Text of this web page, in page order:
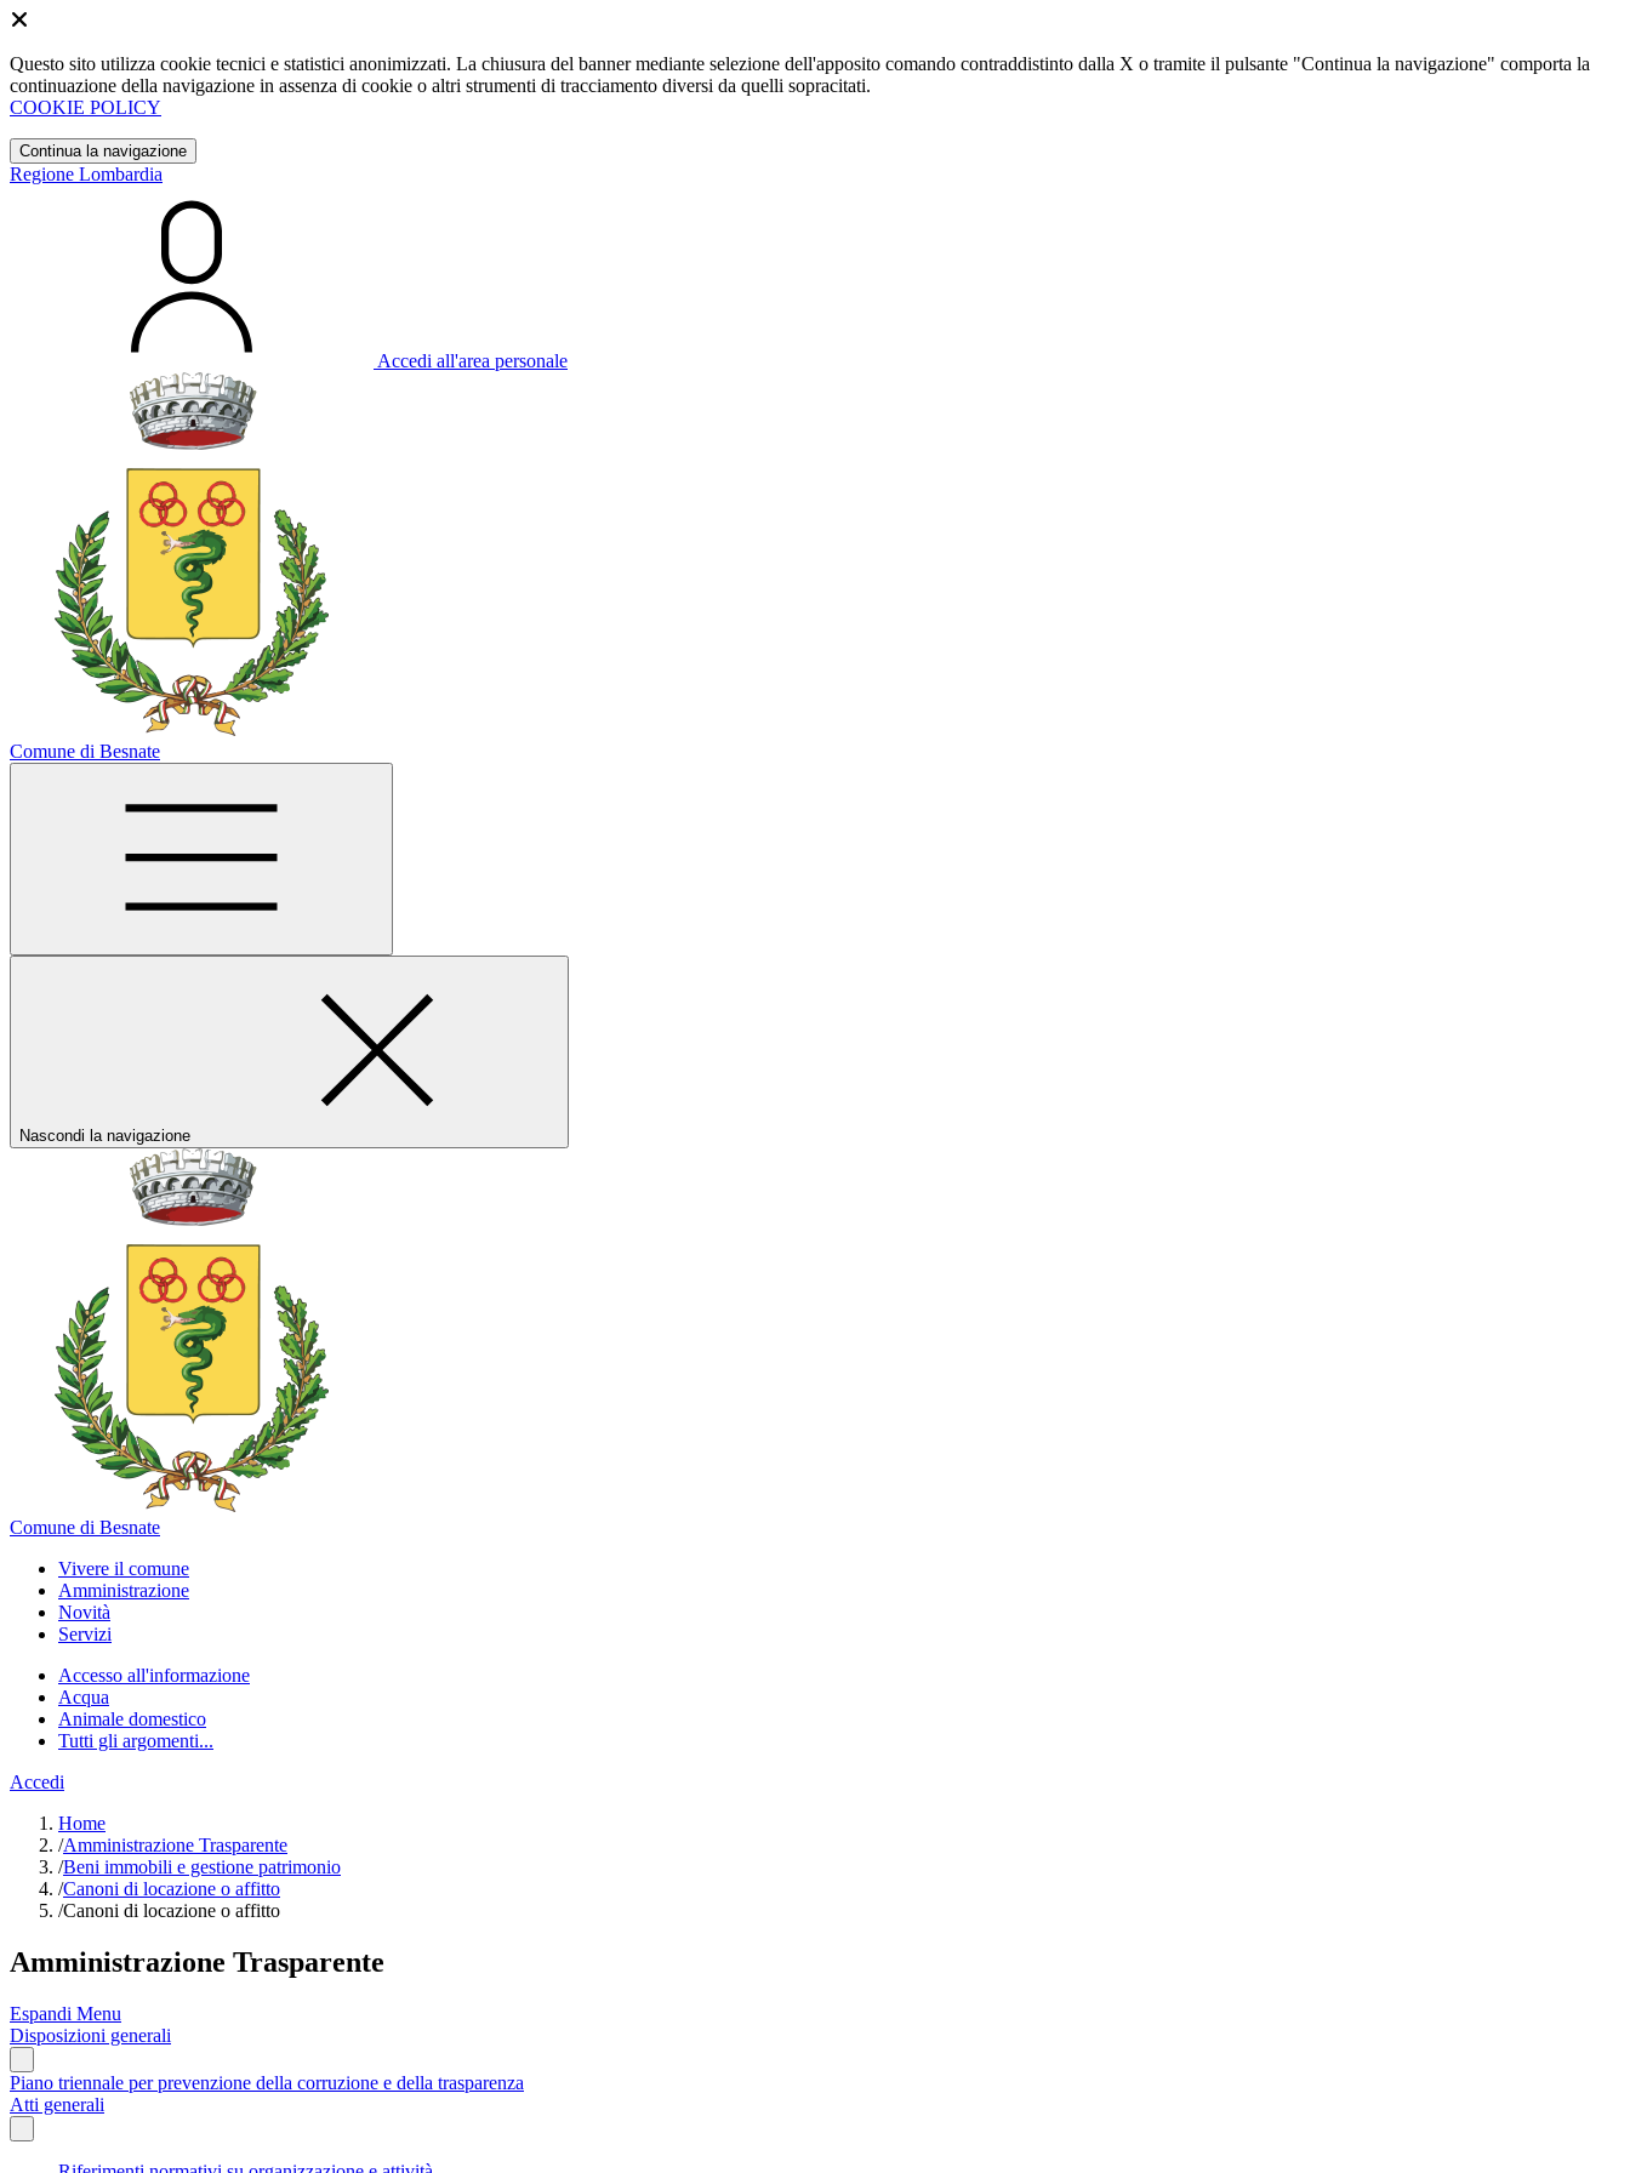
Questo sito utilizza cookie tecnici e statistici anonimizzati. La chiusura del banner mediante selezione dell'apposito comando contraddistinto dalla X o tramite il pulsante "Continua la navigazione" comporta la
continuazione della navigazione in assenza di cookie o altri strumenti di tracciamento diversi da quelli sopracitati.
COOKIE POLICY
Continua la navigazione
Regione Lombardia
Accedi all'area personale
Comune di Besnate
Nascondi la navigazione
Comune di Besnate
Vivere il comune
Amministrazione
Novità
Servizi
Accesso all'informazione
Acqua
Animale domestico
Tutti gli argomenti...
Accedi
Home
/Amministrazione Trasparente
/Beni immobili e gestione patrimonio
/Canoni di locazione o affitto
/Canoni di locazione o affitto
Amministrazione Trasparente
Espandi Menu
Disposizioni generali
Piano triennale per prevenzione della corruzione e della trasparenza
Atti generali